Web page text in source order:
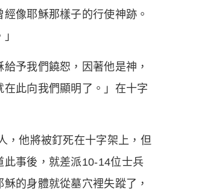
像耶穌那樣子的行使神跡。
予我們饒恕，因著他是神，
此向我們顯明了。」在十字
，他將被釘死在十字架上，但
事後，就差派10-14位士兵
的身體就從墓穴裡失蹤了，